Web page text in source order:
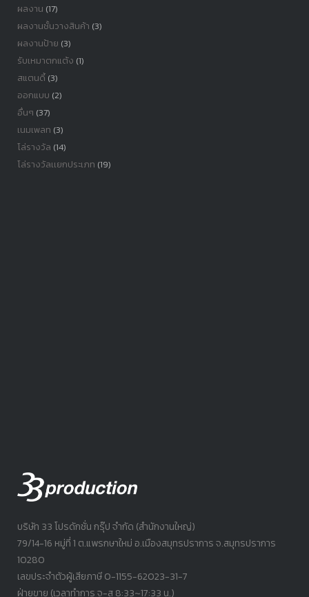
ผลงาน (17)
ผลงานชั้นวางสินค้า (3)
ผลงานป้าย (3)
รับเหมาตกแต้ง (1)
สแตนดี้(3)
ออกแบบ (2)
อื่นๆ (37)
เนมเพลท (3)
โล่รางวัล (14)
โล่รางวัลเเยกประเภท (19)
บริษัท 33 โปรดักชั่น กรุ๊ป จำกัด (สำนักงานใหญ่)
79/14-16 หมู่ที่ 1 ต.แพรกษาใหม่ อ.เมืองสมุทรปราการ จ.สมุทรปราการ
10280
เลขประจำตัวผู้เสียภาษี 0-1155-62023-31-7
ฝ่ายขาย (เวลาทำการ จ-ส 8:33~17:33 น.)